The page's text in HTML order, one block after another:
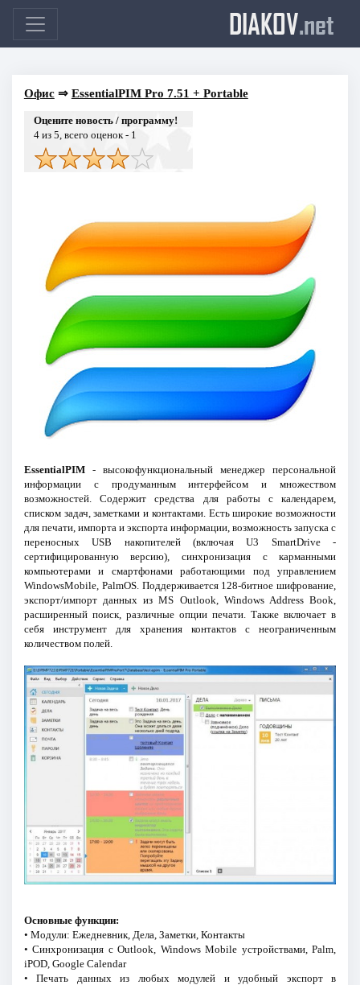
DIAKOV.net
Офис⇒ EssentialPIM Pro 7.51 + Portable
Оцените новость / программу!
4из 5, всего оценок - 1
EssentialPIM- высокофункциональный менеджер персональной
информации с продуманным интерфейсом и множеством
возможностей. Содержит средства для работы с календарем,
списком задач, заметками и контактами. Есть широкие возможности
для печати, импорта и экспорта информации, возможность запуска с
переносных USB накопителей (включая U3 SmartDrive -
сертифицированную версию), синхронизация с карманными
компьютерами и смартфонами работающими под управлением
WindowsMobile, PalmOS. Поддерживается 128-битное шифрование,
экспорт/импорт данных из MS Outlook, Windows Address Book,
расширенный поиск, различные опции печати. Также включает в
себя инструмент для хранения контактов с неограниченным
количеством полей.
Основные функции:
• Модули: Ежедневник, Дела, Заметки, Контакты
• Синхронизация с Outlook, Windows Mobile устройствами, Palm,
iPOD, Google Calendar
• Печать данных из любых модулей и удобный экспорт в